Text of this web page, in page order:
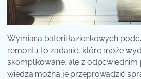
Wymiana baterii łazienkowych
remontu to zadanie, które może
skomplikowane, ale z
wiedzą można je przeprowadzić